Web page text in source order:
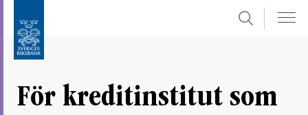
direkt
undersidor
Sök
För kreditinstitut som